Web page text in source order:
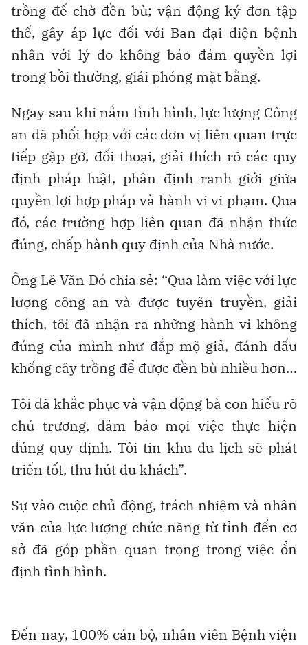
trồng để chờ đền bù; vận động ký đơn tập
thể, gây áp lực đối với Ban đại diện bệnh
nhân với lý do không bảo đảm quyền lợi
trong bồi thường, giải phóng mặt bằng.
Ngay sau khi nắm tình hình, lực lượng Công
an đã phối hợp với các đơn vị liên quan trực
tiếp gặp gỡ, đối thoại, giải thích rõ các quy
định pháp luật, phân định ranh giới giữa
quyền lợi hợp pháp và hành vi vi phạm. Qua
đó, các trường hợp liên quan đã nhận thức
đúng, chấp hành quy định của Nhà nước.
Ông Lê Văn Đó chia sẻ: “Qua làm việc với lực
lượng công an và được tuyên truyền, giải
thích, tôi đã nhận ra những hành vi không
đúng của mình như đắp mộ giả, đánh dấu
khống cây trồng để được đền bù nhiều hơn…
Tôi đã khắc phục và vận động bà con hiểu rõ
chủ trương, đảm bảo mọi việc thực hiện
đúng quy định. Tôi tin khu du lịch sẽ phát
triển tốt, thu hút du khách”.
Sự vào cuộc chủ động, trách nhiệm và nhân
văn của lực lượng chức năng từ tỉnh đến cơ
sở đã góp phần quan trọng trong việc ổn
định tình hình.
Đến nay, 100% cán bộ, nhân viên Bệnh viện